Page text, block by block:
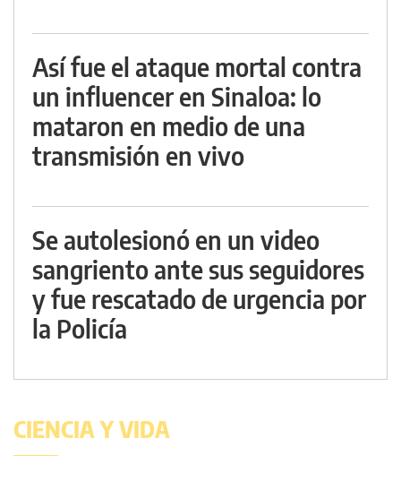
Así fue el ataque mortal contra
un influencer en Sinaloa: lo
mataron en medio de una
transmisión en vivo
Se autolesionó en un video
sangriento ante sus seguidores
y fue rescatado de urgencia por
la Policía
CIENCIA Y VIDA